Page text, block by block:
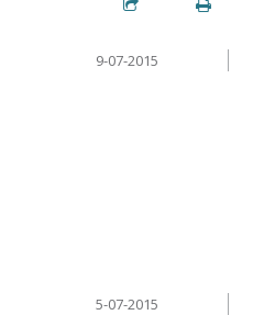
9-07-2015
5-07-2015